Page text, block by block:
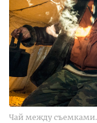
Чай между съемками.